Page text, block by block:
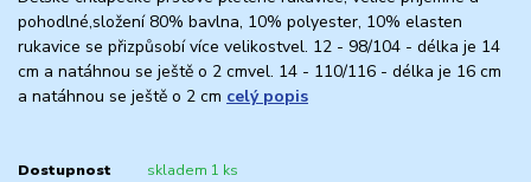
pohodlné,složení 80% bavlna, 10% polyester, 10% elasten
rukavice se přizpůsobí více velikostvel. 12 - 98/104 - délka je 14
cm a natáhnou se ještě o 2 cmvel. 14 - 110/116 - délka je 16 cm
a natáhnou se ještě o 2 cm celý popis
Dostupnost skladem 1 ks